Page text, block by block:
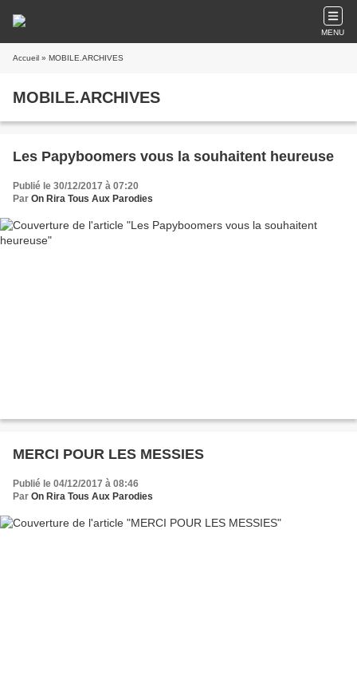
MENU
Accueil » MOBILE.ARCHIVES
MOBILE.ARCHIVES
Les Papyboomers vous la souhaitent heureuse
Publié le 30/12/2017 à 07:20
Par On Rira Tous Aux Parodies
MERCI POUR LES MESSIES
Publié le 04/12/2017 à 08:46
Par On Rira Tous Aux Parodies